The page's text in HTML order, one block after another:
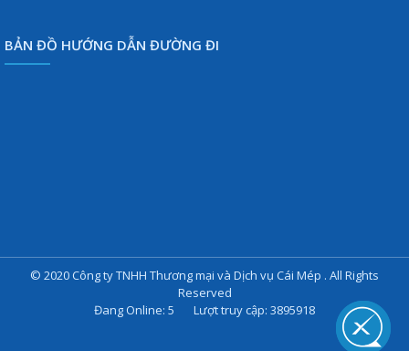
BẢN ĐỒ HƯỚNG DẪN ĐƯỜNG ĐI
© 2020 Công ty TNHH Thương mại và Dịch vụ Cái Mép . All Rights
Reserved
Đang Online: 5 Lượt truy cập: 3895918